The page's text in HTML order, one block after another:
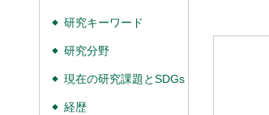
◆ 研究キーワード
◆ 研究分野
◆ 現在の研究課題とSDGs
◆ 経歴